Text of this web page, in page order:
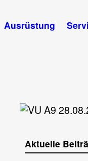
Ausrüstung
Aktuelle